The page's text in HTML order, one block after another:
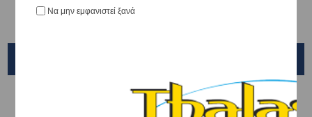
Είδη Αλιείας /
Να μην εμφανιστεί ξανά